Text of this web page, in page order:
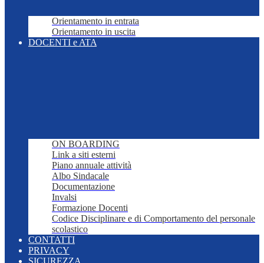
Orientamento in entrata
Orientamento in uscita
DOCENTI e ATA
ON BOARDING
Link a siti esterni
Piano annuale attività
Albo Sindacale
Documentazione
Invalsi
Formazione Docenti
Codice Disciplinare e di Comportamento del personale
scolastico
CONTATTI
PRIVACY